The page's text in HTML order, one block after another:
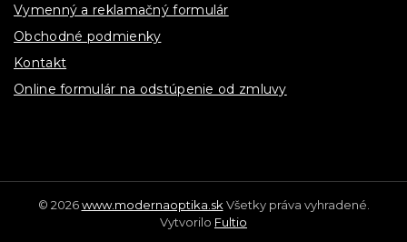
Vymenný a reklamačný formulár
Obchodné podmienky
Kontakt
Online formulár na odstúpenie od zmluvy
© 2026www.modernaoptika.sk Všetky práva vyhradené.
Vytvorilo Fultio